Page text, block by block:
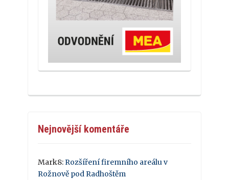
Nejnovější komentáře
Mark8:Rozšíření firemního areálu v
Rožnově pod Radhoštěm